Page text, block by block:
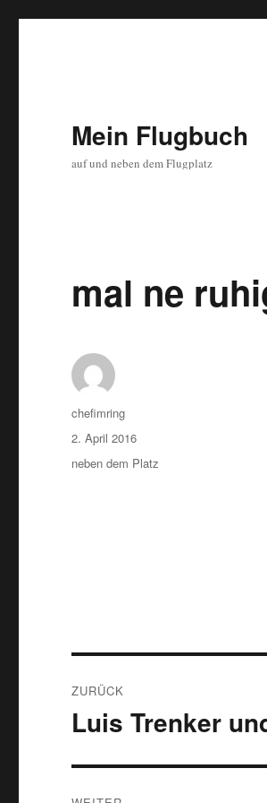
Mein Flugbuch
auf und neben dem Flugplatz
mal ne
Autor
chefimring
Veröffentlicht
am
2. April 2016
Kategorien
neben dem Platz
ZURÜCK
Vorheriger
Luis Trenker